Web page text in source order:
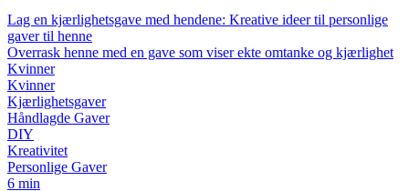
Lag en kjærlighetsgave med hendene: Kreative ideer til personlige
gaver til henne
Overrask henne med en gave som viser ekte omtanke og kjærlighet
Kvinner
Kvinner
Kjærlighetsgaver
Håndlagde Gaver
DIY
Kreativitet
Personlige Gaver
6 min